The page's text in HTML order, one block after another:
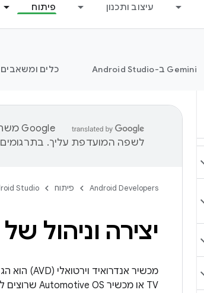
עיצוב ותכנון פיתוח
‫Gemini ב-Android Studio כלים ומשאבים
לשפה המועדפת עליך. בתרגומים
Android Developers פיתוח Studio
יצירה וניהול
TV או מכשיר Automotive OS שרוצים לדמות ב